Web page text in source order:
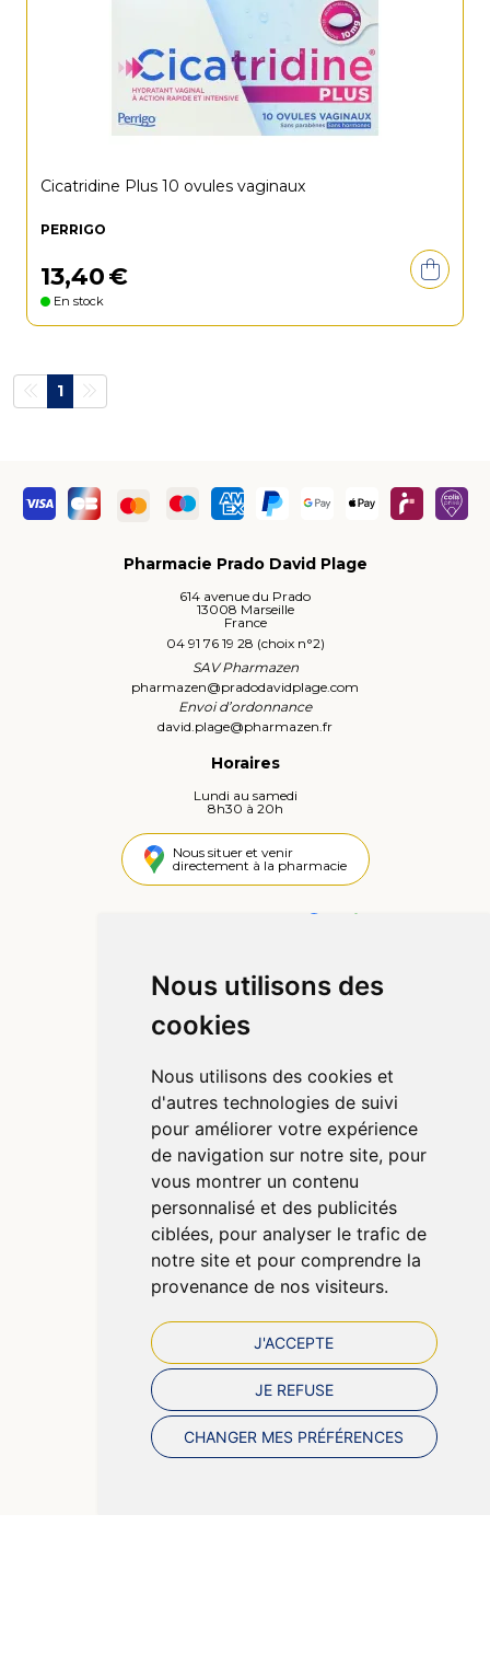
Nous utilisons des
cookies
Nous utilisons des cookies et
d'autres technologies de suivi
pour améliorer votre expérience
de navigation sur notre site, pour
vous montrer un contenu
personnalisé et des publicités
ciblées, pour analyser le trafic de
notre site et pour comprendre la
provenance de nos visiteurs.
J'ACCEPTE
JE REFUSE
CHANGER MES PRÉFÉRENCES
Cicatridine Plus 10 ovules vaginaux
PERRIGO
13,40€
En stock
1
Pharmacie Prado David Plage
614 avenue du Prado
13008 Marseille
France
04 91 76 19 28 (choix n°2)
SAV Pharmazen
pharmazen@pradodavidplage.com
Envoi d’ordonnance
david.plage@pharmazen.fr
Horaires
Lundi au samedi
8h30 à 20h
Nous situer et venir
directement à la pharmacie
Informations
Qui sommes-nous ?
Déclarer un effet indésirable
Mentions légales
CGV
Données personnelles
Cookies
Préférences Cookies